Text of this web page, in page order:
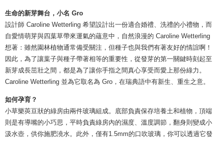
生命的新芽舞台，小名 Gro
設計師 Caroline Wetterling 希望設計出一份適合婚禮、洗禮的小禮物，而
自愛情萌芽與四葉草帶來運氣的蘊意中，自然浪漫的 Caroline Wetterling
想著：雖然園林植物通常備受關注，但種子也與我們有著友好的情誼啊！
因此，為了讓葉子與種子帶著相等的重要性，從發芽的第一關鍵時刻起至
新芽成長茁壯之間，都是為了讓你手指之間真心享受而愛上那份綠力。
Caroline Wetterling 並為它取名為 Gro，在瑞典語中有新生、重生之意。
如何孕育？
小草樂莢豆狀的綠房由兩件玻璃組成。底部負責保存培養土和植物，頂端
則是有導嘴的小巧思，平時負責綠房內的濕度、溫度調節，翻身則變成小
汲水壺，供你施肥澆水。此外，僅有1.5mm的口吹玻璃，你可以透過它發